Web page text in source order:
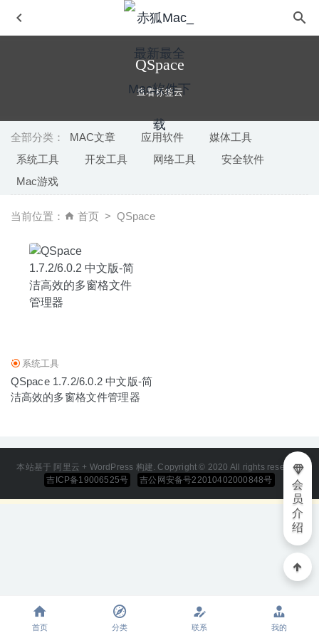
QSpace
查看标签云
全部分类： MAC文章 应用软件
媒体工具
系统工具
开发工具 网络工具
安全软件
Mac游戏
当前位置： 首页 QSpace
系统工具
QSpace 1.7.2/6.0.2 中文版-简
洁高效的多窗格文件管理器
本站基于 阿里云 + WordPress 构建. Copyright © 2020 All rights reserved
吉ICP备19006525号
吉公网安备号22010402000848号
会
员
介
绍
件重命名工具
Bookends 13.4.4 – 全功能的文献信息管理工具
ZY-Player 1.1.4 – 优秀的视频播放神器
SideNotes 1.0.2 for Mac- 非常优秀的的Mac侧边栏笔记工
具 2020-03-12
首页 分类 联系 我的